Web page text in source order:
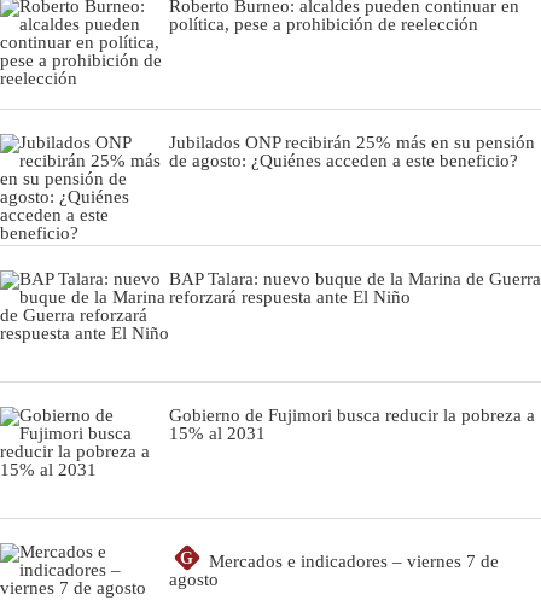
Roberto Burneo: alcaldes pueden continuar en
política, pese a prohibición de reelección
Jubilados ONP recibirán 25% más en su pensión
de agosto: ¿Quiénes acceden a este beneficio?
BAP Talara: nuevo buque de la Marina de Guerra
reforzará respuesta ante El Niño
Gobierno de Fujimori busca reducir la pobreza a
15% al 2031
G
Mercados e indicadores – viernes 7 de
agosto